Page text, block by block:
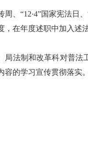
、“12·4”国家宪法日
，在年度述职中加入述
局法制和改革科对普
的学习宣传贯彻落实。